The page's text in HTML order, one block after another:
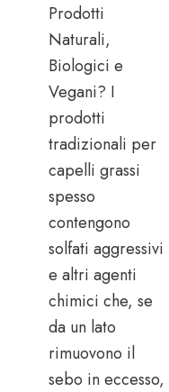
Prodotti
Naturali,
Biologici e
Vegani? I
prodotti
tradizionali per
capelli grassi
spesso
contengono
solfati aggressivi
e altri agenti
chimici che, se
da un lato
rimuovono il
sebo in eccesso,